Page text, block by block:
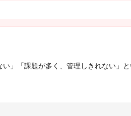
」「課題が多く、管理しきれない」